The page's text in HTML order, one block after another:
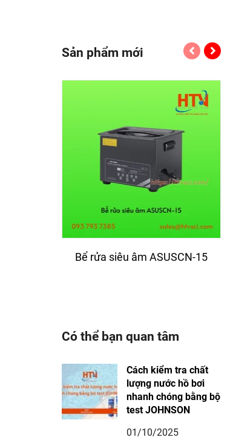
Sản phẩm mới
Bể rửa siêu âm ASUSCN-15
Có thể bạn quan tâm
Cách kiểm tra chất
lượng nước hồ bơi
nhanh chóng bằng bộ
test JOHNSON
01/10/2025